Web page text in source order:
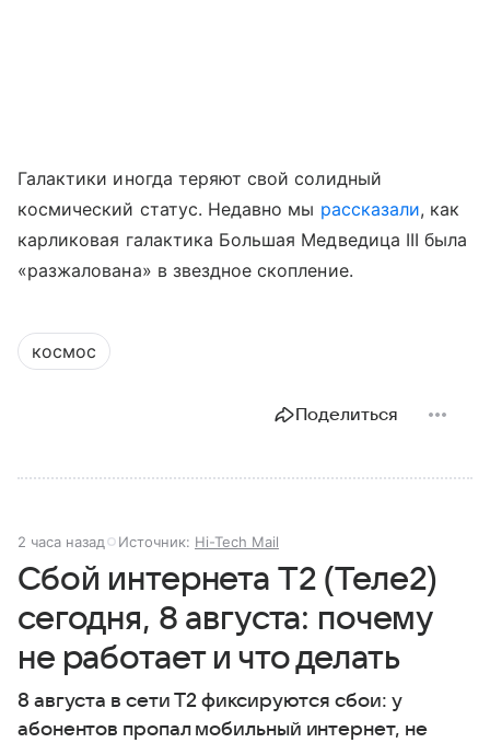
Галактики иногда теряют свой солидный
космический статус. Недавно мы рассказали, как
карликовая галактика Большая Медведица III была
«разжалована» в звездное скопление.
космос
Поделиться
2 часа назад Источник: Hi-Tech Mail
Сбой интернета T2 (Теле2)
сегодня, 8 августа: почему
не работает и что делать
8 августа в сети T2 фиксируются сбои: у
абонентов пропал мобильный интернет, не